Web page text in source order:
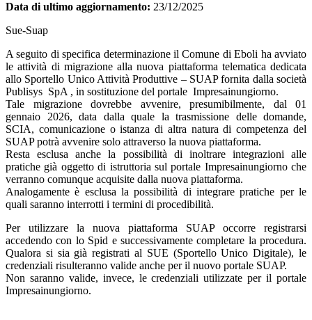
Data di ultimo aggiornamento: 23/12/2025
Sue-Suap
A seguito di specifica determinazione il Comune di Eboli ha avviato
le attività di migrazione alla nuova piattaforma telematica dedicata
allo Sportello Unico Attività Produttive – SUAP fornita dalla società
Publisys SpA , in sostituzione del portale Impresainungiorno.
Tale migrazione dovrebbe avvenire, presumibilmente, dal 01
gennaio 2026, data dalla quale la trasmissione delle domande,
SCIA, comunicazione o istanza di altra natura di competenza del
SUAP potrà avvenire solo attraverso la nuova piattaforma.
Resta esclusa anche la possibilità di inoltrare integrazioni alle
pratiche già oggetto di istruttoria sul portale Impresainungiorno che
verranno comunque acquisite dalla nuova piattaforma.
Analogamente è esclusa la possibilità di integrare pratiche per le
quali saranno interrotti i termini di procedibilità.
Per utilizzare la nuova piattaforma SUAP occorre registrarsi
accedendo con lo Spid e successivamente completare la procedura.
Qualora si sia già registrati al SUE (Sportello Unico Digitale), le
credenziali risulteranno valide anche per il nuovo portale SUAP.
Non saranno valide, invece, le credenziali utilizzate per il portale
Impresainungiorno.